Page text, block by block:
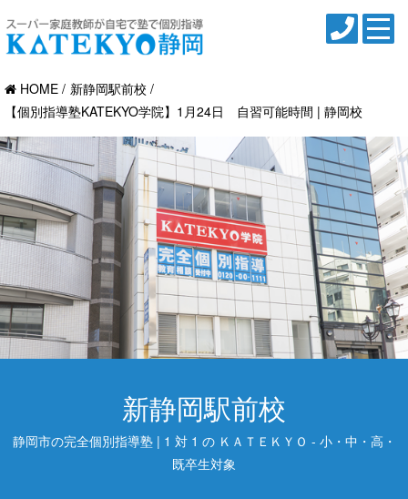
HOME
新静岡駅前校
【個別指導塾KATEKYO学院】1月24日 自習可能時間 | 静岡校
新静岡駅前校
静岡市の完全個別指導塾 | 1 対 1 の ＫＡＴＥＫＹＯ - 小・中・高・
既卒生対象